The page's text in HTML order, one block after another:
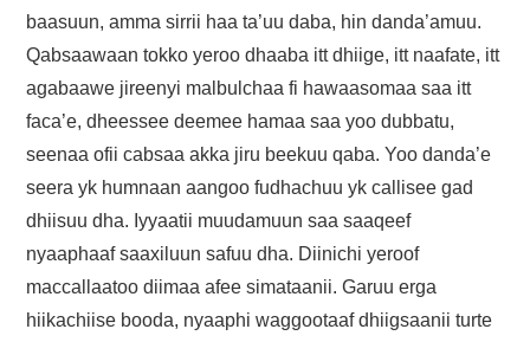
baasuun, amma sirrii haa ta’uu daba, hin danda’amuu.
Qabsaawaan tokko yeroo dhaaba itt dhiige, itt naafate, itt
agabaawe jireenyi malbulchaa fi hawaasomaa saa itt
faca’e, dheessee deemee hamaa saa yoo dubbatu,
seenaa ofii cabsaa akka jiru beekuu qaba. Yoo danda’e
seera yk humnaan aangoo fudhachuu yk callisee gad
dhiisuu dha. Iyyaatii muudamuun saa saaqeef
nyaaphaaf saaxiluun safuu dha. Diinichi yeroof
maccallaatoo diimaa afee simataanii. Garuu erga
hiikachiise booda, nyaaphi waggootaaf dhiigsaanii turte